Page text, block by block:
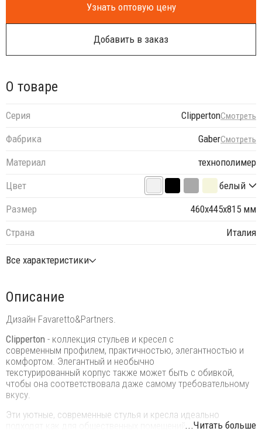
Узнать оптовую цену
Добавить в заказ
О товаре
Серия ClippertonСмотреть
Фабрика GaberСмотреть
Материал
технополимер
Цвет
белый
Размер
460х445х815 мм
Страна
Италия
Все характеристики
Описание
Дизайн Favaretto&Partners.
Clipperton - коллекция стульев и кресел с
современным профилем, практичностью, элегантностью и
комфортом. Элегантный и необычно
текстурированный корпус также может быть с обивкой,
чтобы она соответствовала даже самому требовательному
вкусу.
Эти уютные, современные стулья и кресла идеально
подходят как для общественных помещений, таких как
...Читать больше